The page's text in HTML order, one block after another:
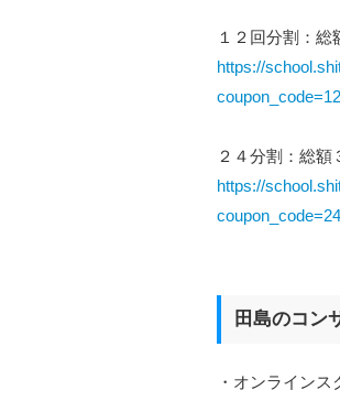
１２回分割：
https://
２４分割：総
https://
田島のコン
・オンライン